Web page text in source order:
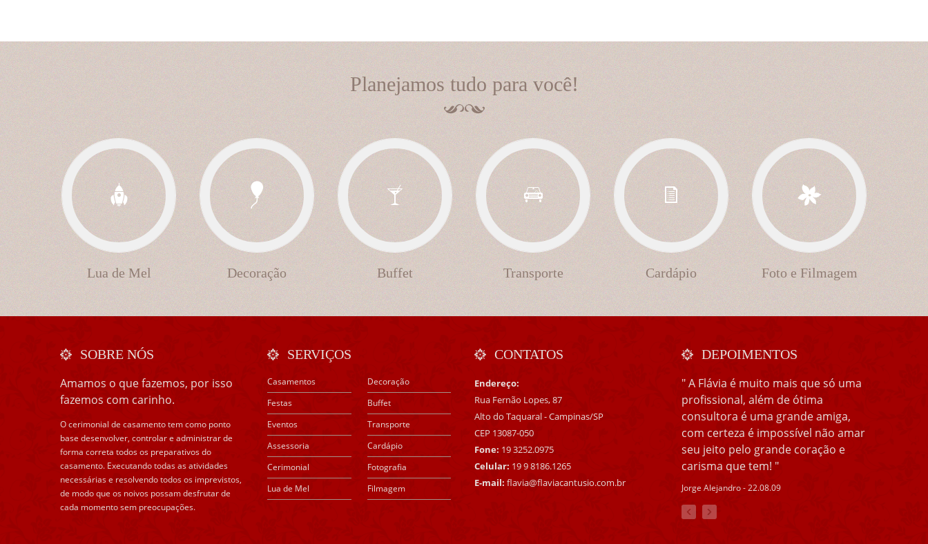
Planejamos tudo para você!
Lua de Mel Decoração Buffet Transporte Cardápio Foto e Filmagem
SOBRE NÓS
Amamos o que fazemos, por isso
fazemos com carinho.
O cerimonial de casamento tem como ponto
base desenvolver, controlar e administrar de
forma correta todos os preparativos do
casamento. Executando todas as atividades
necessárias e resolvendo todos os imprevistos,
de modo que os noivos possam desfrutar de
cada momento sem preocupações.
SERVIÇOS
Casamentos
Festas
Eventos
Assessoria
Cerimonial
Lua de Mel
Decoração
Buffet
Transporte
Cardápio
Fotografia
Filmagem
CONTATOS
Endereço:
Rua Fernão Lopes, 87
Alto do Taquaral - Campinas/SP
CEP 13087-050
Fone: 19 3252.0975
Celular: 19 9 8186.1265
E-mail: flavia@flaviacantusio.com.br
DEPOIMENTOS
" A Flávia é muito mais que só uma
profissional, além de ótima
consultora é uma grande amiga,
com certeza é impossível não amar
seu jeito pelo grande coração e
carisma que tem! "
Jorge Alejandro - 22.08.09